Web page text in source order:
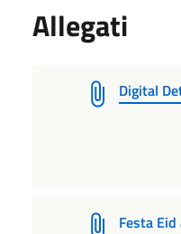
Allegati
Digital
Festa